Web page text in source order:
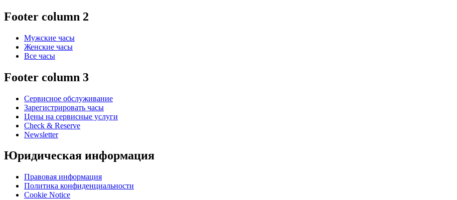
Footer column 2
Мужские часы
Женские часы
Все часы
Footer column 3
Сервисное обслуживание
Зарегистрировать часы
Цены на сервисные услуги
Check & Reserve
Newsletter
Юридическая информация
Правовая информация
Политика конфиденциальности
Cookie Notice